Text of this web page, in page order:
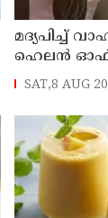
മദ്യപിച്ച്
ഹെലൻ ഓഫ്
ലൈസൻസ്
ചെയ്തു
SAT,8 AUG